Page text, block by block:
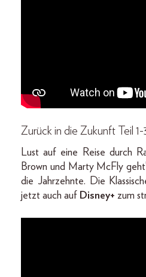
Zurück in die Zukunft Teil 1-
Lust auf eine Reise durch
Brown und Marty McFly
die Jahrzehnte. Die
jetzt auch auf Disney+ zum